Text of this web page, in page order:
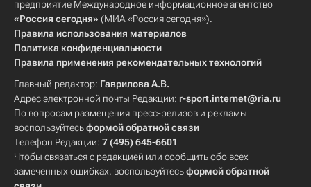
предприятие Международное информационное агентство
«Россия сегодня» (МИА «Россия сегодня»).
Правила использования материалов
Политика конфиденциальности
Правила применения рекомендательных технологий
Главный редактор: Гаврилова А.В.
Адрес электронной почты Редакции: r-sport.internet@ria.ru
По вопросам размещения пресс-релизов и рекламы
воспользуйтесьформой обратной связи
Телефон Редакции: 7 (495) 645-6601
Чтобы связаться с редакцией или сообщить обо всех
замеченных ошибках, воспользуйтесьформой обратной